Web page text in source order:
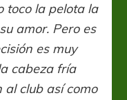
toco la pelota la
amor. Pero es
es muy
cabeza fría
club así como